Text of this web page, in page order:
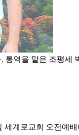
통역을 맡은 조평세
계로교회 오전